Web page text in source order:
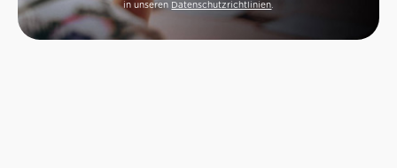
in unseren Datenschutzrichtlinien